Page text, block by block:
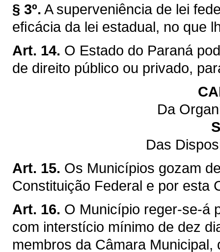
§ 3º. A superveniência de lei
eﬁcácia da lei estadual, no que
Art. 14. O Estado do Paraná
de direito público ou privado,
Da
Das
Art. 15. Os Municípios gozam
Constituição Federal e por esta
Art. 16. O Município reger-se-á
com interstício mínimo de dez
membros da Câmara